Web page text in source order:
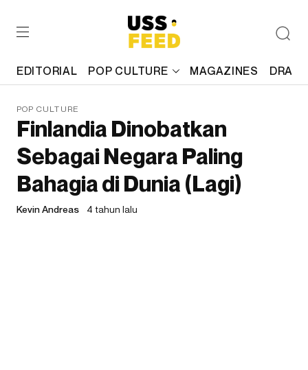
EDITORIAL POP CULTURE MAGAZINES
POP CULTURE
Finlandia Dinobatkan
Sebagai Negara Paling
Bahagia di Dunia (Lagi)
Kevin Andreas 4 tahun lalu